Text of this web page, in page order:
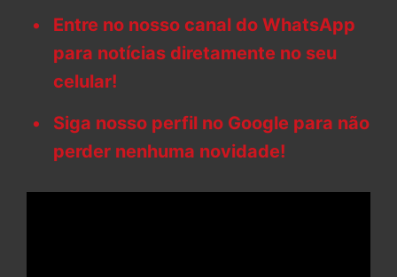
Entre no nosso canal do WhatsApp
para notícias diretamente no seu
celular!
Siga nosso perfil no Google para não
perder nenhuma novidade!